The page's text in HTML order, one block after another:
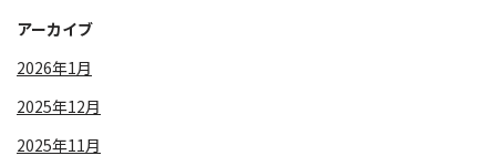
アーカイブ
2026年1月
2025年12月
2025年11月